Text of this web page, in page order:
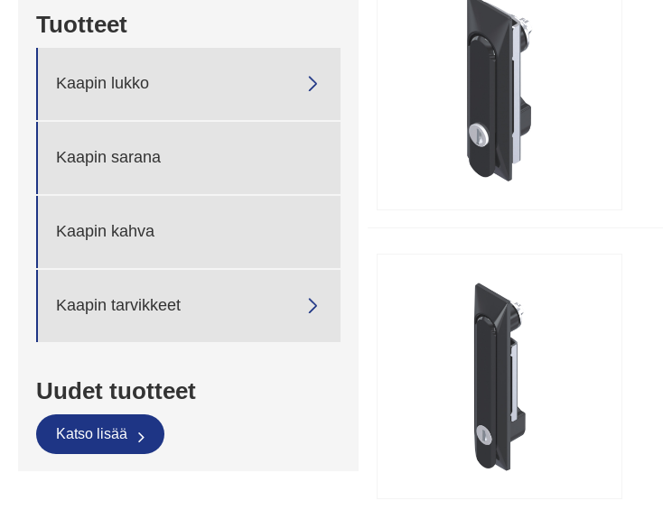
Tuotteet
Kaapin lukko 
Kaapin sarana
Kaapin kahva
Kaapin tarvikkeet 
Uudet tuotteet
Katso lisää